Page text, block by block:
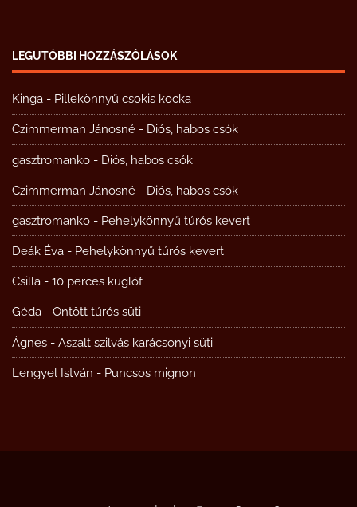
LEGUTÓBBI HOZZÁSZÓLÁSOK
Kinga - Pillekönnyű csokis kocka
Czimmerman Jánosné - Diós, habos csók
gasztromanko - Diós, habos csók
Czimmerman Jánosné - Diós, habos csók
gasztromanko - Pehelykönnyű túrós kevert
Deák Éva - Pehelykönnyű túrós kevert
Csilla - 10 perces kuglóf
Géda - Öntött túrós süti
Ágnes - Aszalt szilvás karácsonyi süti
Lengyel István - Puncsos mignon